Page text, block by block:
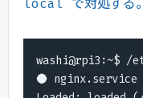
local で対処する。
washi@rpi3:~$
● nginx.service